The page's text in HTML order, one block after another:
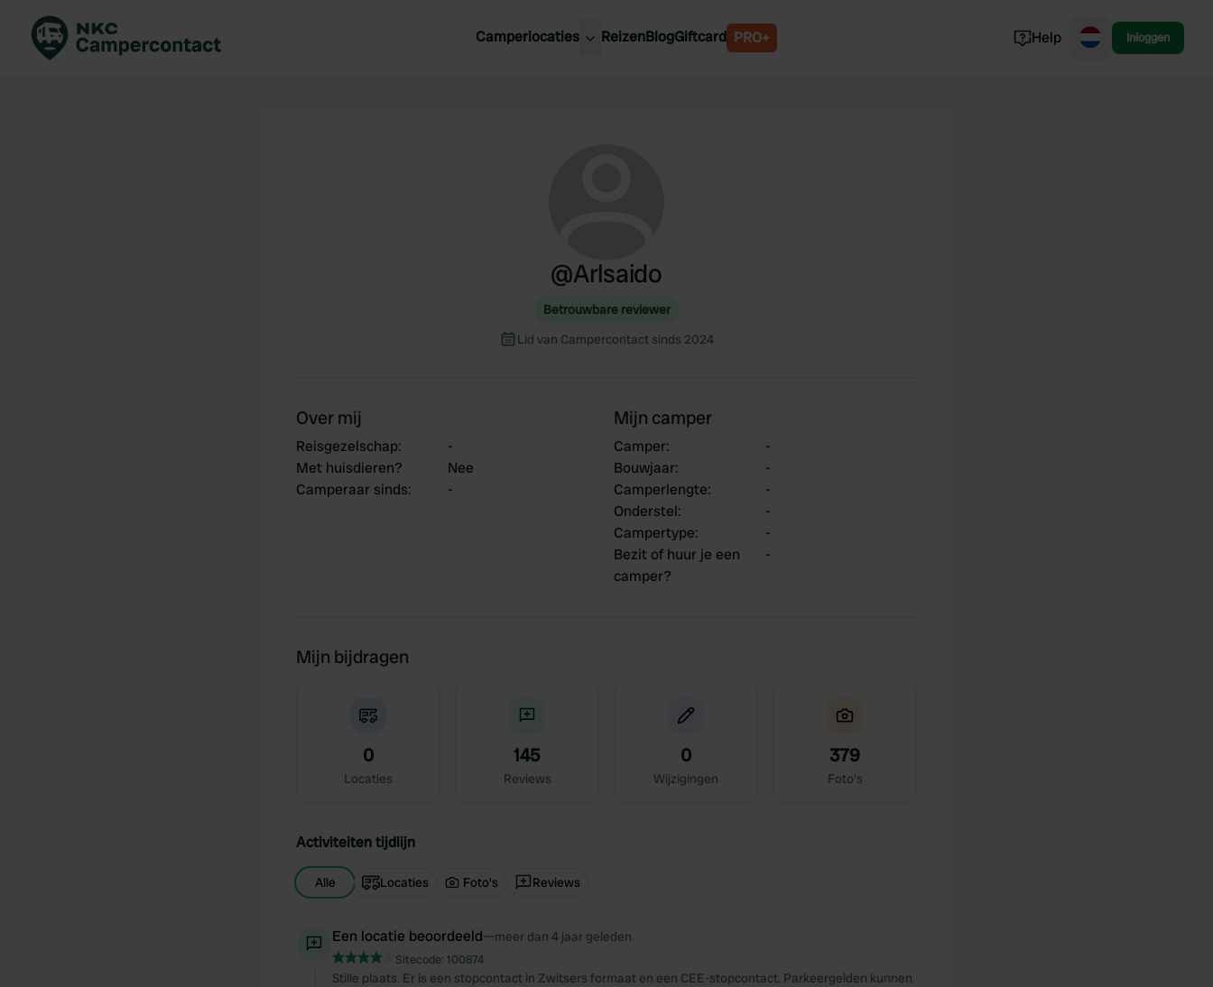
Camperlocaties ReizenBlogGiftcard PRO+ Help Inloggen
@Arlsaido
Betrouwbare reviewer
Lid van Campercontact sinds 2024
Over mij
Reisgezelschap:
-
Met huisdieren?
Nee
Camperaar sinds: -
Mijn camper
Camper:
-
Bouwjaar:
-
Camperlengte:
-
Onderstel:
-
Campertype:
-
Bezit of huur je een
camper?
-
Mijn bijdragen
0
Locaties
145
Reviews
0
Wijzigingen
379
Foto's
Activiteiten tijdlijn
Alle Locaties Foto's Reviews
Een locatie beoordeeld—meer dan 4 jaar geleden
Sitecode: 100874
Stille plaats. Er is een stopcontact in Zwitsers formaat en een CEE-stopcontact. Parkeergelden kunnen